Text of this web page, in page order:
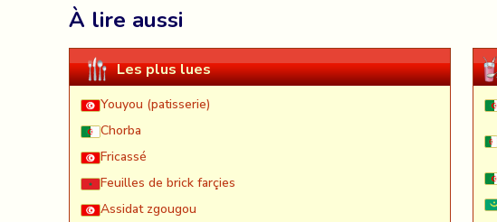
À lire aussi
Les plus lues
Youyou (patisserie)
Chorba
Fricassé
Feuilles de brick farçies
Assidat zgougou